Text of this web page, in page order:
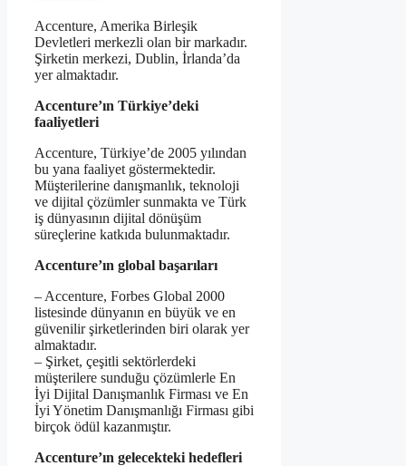
Accenture, Amerika Birleşik
Devletleri merkezli olan bir markadır.
Şirketin merkezi, Dublin, İrlanda’da
yer almaktadır.
Accenture’ın Türkiye’deki
faaliyetleri
Accenture, Türkiye’de 2005 yılından
bu yana faaliyet göstermektedir.
Müşterilerine danışmanlık, teknoloji
ve dijital çözümler sunmakta ve Türk
iş dünyasının dijital dönüşüm
süreçlerine katkıda bulunmaktadır.
Accenture’ın global başarıları
– Accenture, Forbes Global 2000
listesinde dünyanın en büyük ve en
güvenilir şirketlerinden biri olarak yer
almaktadır.
– Şirket, çeşitli sektörlerdeki
müşterilere sunduğu çözümlerle En
İyi Dijital Danışmanlık Firması ve En
İyi Yönetim Danışmanlığı Firması gibi
birçok ödül kazanmıştır.
Accenture’ın gelecekteki hedefleri